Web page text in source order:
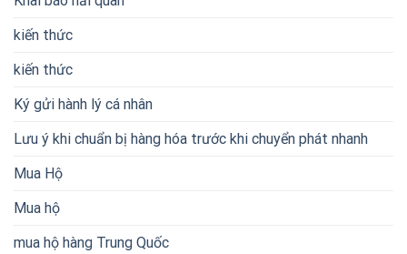
kiến thức
kiến thức
Ký gửi hành lý cá nhân
Lưu ý khi chuẩn bị hàng hóa trước khi chuyển phát nhanh
Mua Hộ
Mua hộ
mua hộ hàng Trung Quốc